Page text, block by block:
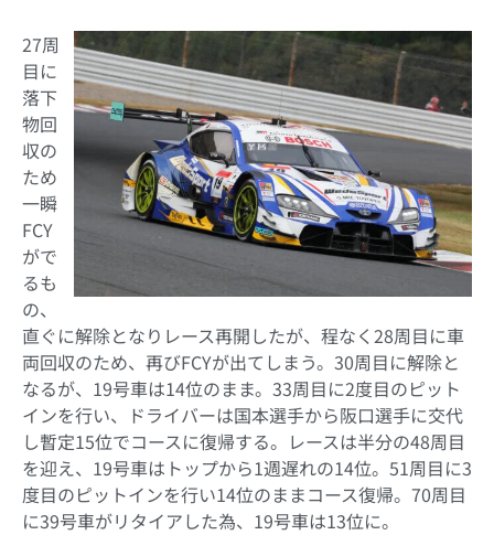
27周
目に
落下
物回
収の
ため
一瞬
FCY
がで
るも
の、
直ぐに解除となりレース再開したが、程なく28周目に車
両回収のため、再びFCYが出てしまう。30周目に解除と
なるが、19号車は14位のまま。33周目に2度目のピット
インを行い、ドライバーは国本選手から阪口選手に交代
し暫定15位でコースに復帰する。レースは半分の48周目
を迎え、19号車はトップから1週遅れの14位。51周目に3
度目のピットインを行い14位のままコース復帰。70周目
に39号車がリタイアした為、19号車は13位に。